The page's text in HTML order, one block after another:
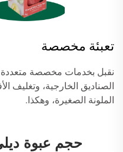
تعبئة مخصصة
نقبل بخدمات مخصصة
الصناديق الخارجية، وتغليف
الملونة الصغيرة، وهكذا.
حجم عبوة